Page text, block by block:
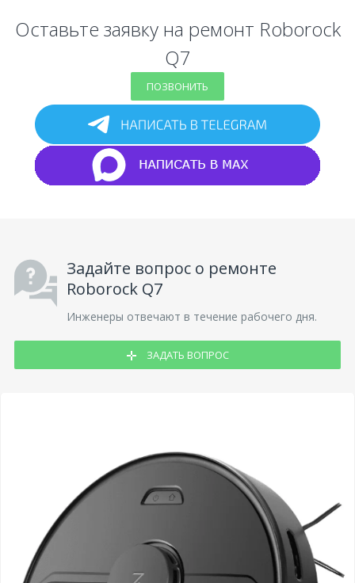
Оставьте заявку на ремонт Roborock
Q7
ПОЗВОНИТЬ
Задайте вопрос о ремонте
Roborock Q7
Инженеры отвечают в течение рабочего дня.
ЗАДАТЬ ВОПРОС